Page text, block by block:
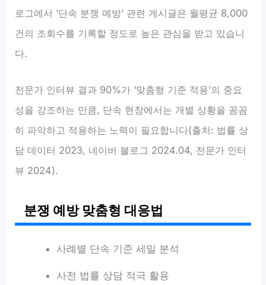
로그에서 ‘단속 분쟁 예방’ 관련 게시글은 월평균 8,000
건의 조회수를 기록할 정도로 높은 관심을 받고 있습니
다.
전문가 인터뷰 결과 90%가 ‘맞춤형 기준 적용’의 중요
성을 강조하는 만큼, 단속 현장에서는 개별 상황을 꼼꼼
히 파악하고 적용하는 노력이 필요합니다(출처: 법률 상
담 데이터 2023, 네이버 블로그 2024.04, 전문가 인터
뷰 2024).
분쟁 예방 맞춤형 대응법
사례별 단속 기준 세밀 분석
사전 법률 상담 적극 활용